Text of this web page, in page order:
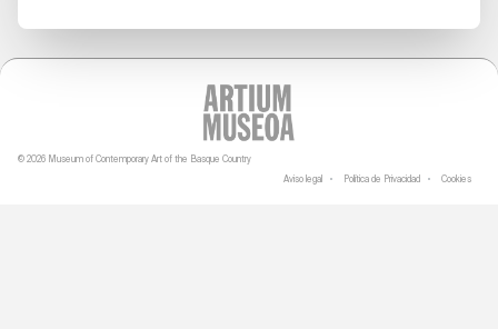
© 2026 Museum of Contemporary Art of the Basque Country
Aviso legal
Política de Privacidad Cookies